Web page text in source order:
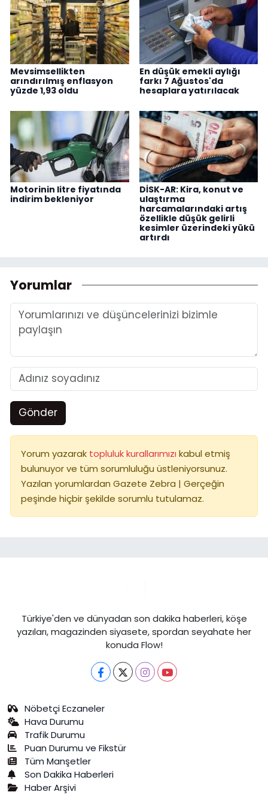
Mevsimsellikten
arındırılmış enflasyon
yüzde 1,93 oldu
En düşük emekli aylığı
farkı 7 Ağustos'da
hesaplara yatırılacak
Motorinin litre fiyatında
indirim bekleniyor
DİSK-AR: Kira, konut ve
ulaştırma
harcamalarındaki artış
özellikle düşük gelirli
kesimler üzerindeki yükü
artırdı
Yorumlar
Gönder
Yorum yazarak topluluk kurallarımızı kabul etmiş
bulunuyor ve tüm sorumluluğu üstleniyorsunuz.
Yazılan yorumlardan Gazete Zebra | Gerçeğin
peşinde hiçbir şekilde sorumlu tutulamaz.
Türkiye'den ve dünyadan son dakika haberleri, köşe
yazıları, magazinden siyasete, spordan seyahate her
konuda Flow!
Nöbetçi Eczaneler
Hava Durumu
Trafik Durumu
Puan Durumu ve Fikstür
Tüm Manşetler
Son Dakika Haberleri
Haber Arşivi